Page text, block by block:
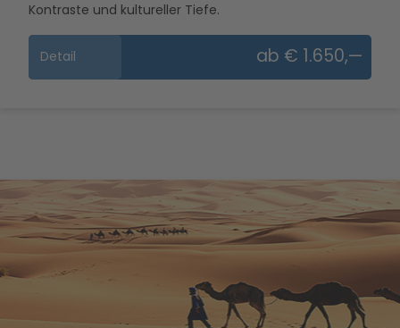
Kontraste und kultureller Tiefe.
Detail ab € 1.650,—